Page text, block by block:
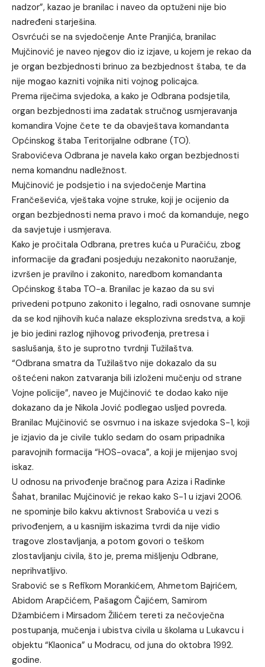
nadzor”, kazao je branilac i naveo da optuženi nije bio
nadređeni starješina.
Osvrćući se na svjedočenje Ante Pranjića, branilac
Mujčinović je naveo njegov dio iz izjave, u kojem je rekao da
je organ bezbjednosti brinuo za bezbjednost štaba, te da
nije mogao kazniti vojnika niti vojnog policajca.
Prema riječima svjedoka, a kako je Odbrana podsjetila,
organ bezbjednosti ima zadatak stručnog usmjeravanja
komandira Vojne čete te da obavještava komandanta
Općinskog štaba Teritorijalne odbrane (TO).
Srabovićeva Odbrana je navela kako organ bezbjednosti
nema komandnu nadležnost.
Mujčinović je podsjetio i na svjedočenje Martina
Frančeševića, vještaka vojne struke, koji je ocijenio da
organ bezbjednosti nema pravo i moć da komanduje, nego
da savjetuje i usmjerava.
Kako je pročitala Odbrana, pretres kuća u Puračiću, zbog
informacije da građani posjeduju nezakonito naoružanje,
izvršen je pravilno i zakonito, naredbom komandanta
Općinskog štaba TO-a. Branilac je kazao da su svi
privedeni potpuno zakonito i legalno, radi osnovane sumnje
da se kod njihovih kuća nalaze eksplozivna sredstva, a koji
je bio jedini razlog njihovog privođenja, pretresa i
saslušanja, što je suprotno tvrdnji Tužilaštva.
“Odbrana smatra da Tužilaštvo nije dokazalo da su
oštećeni nakon zatvaranja bili izloženi mučenju od strane
Vojne policije”, naveo je Mujčinović te dodao kako nije
dokazano da je Nikola Jović podlegao usljed povreda.
Branilac Mujčinović se osvrnuo i na iskaze svjedoka S-1, koji
je izjavio da je civile tuklo sedam do osam pripadnika
paravojnih formacija “HOS-ovaca”, a koji je mijenjao svoj
iskaz.
U odnosu na privođenje bračnog para Aziza i Radinke
Šahat, branilac Mujčinović je rekao kako S-1 u izjavi 2006.
ne spominje bilo kakvu aktivnost Srabovića u vezi s
privođenjem, a u kasnijim iskazima tvrdi da nije vidio
tragove zlostavljanja, a potom govori o teškom
zlostavljanju civila, što je, prema mišljenju Odbrane,
neprihvatljivo.
Srabović se s Refikom Morankićem, Ahmetom Bajrićem,
Abidom Arapčićem, Pašagom Čajićem, Samirom
Džambićem i Mirsadom Žilićem tereti za nečovječna
postupanja, mučenja i ubistva civila u školama u Lukavcu i
objektu “Klaonica” u Modracu, od juna do oktobra 1992.
godine.